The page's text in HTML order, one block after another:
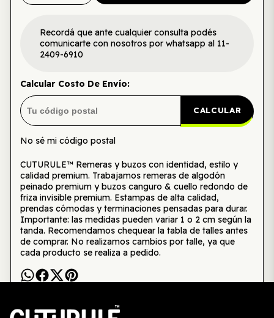
Recordá que ante cualquier consulta podés
comunicarte con nosotros por whatsapp al 11-
2409-6910
Calcular Costo De Envío:
CALCULAR
No sé mi código postal
CUTURULE™ Remeras y buzos con identidad, estilo y
calidad premium. Trabajamos remeras de algodón
peinado premium y buzos canguro & cuello redondo de
friza invisible premium. Estampas de alta calidad,
prendas cómodas y terminaciones pensadas para durar.
Importante: las medidas pueden variar 1 o 2 cm según la
tanda. Recomendamos chequear la tabla de talles antes
de comprar. No realizamos cambios por talle, ya que
cada producto se realiza a pedido.